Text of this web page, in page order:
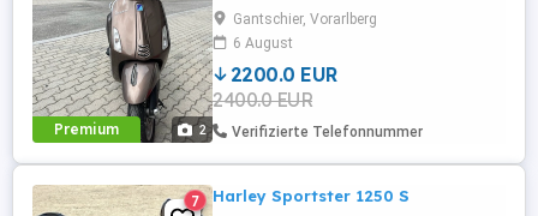
Premium 2
Marke: Piaggio Kilometerstand: 14 318
Hubraum: 50 ccm Erstzulassung: 04 2014
Farbe: Braun Die Vespa hat auf der Seite
einen leichten Lackschaden, der Preis ist
desswegen verhandelbar.
Gantschier, Vorarlberg
6 August
2200.0 EUR
2400.0 EUR
Verifizierte Telefonnummer
7 Harley Sportster 1250 S